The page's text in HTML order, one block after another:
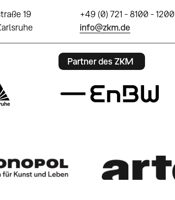
19
+49 (0) 721 - 8100 - 1200
info@zkm.de
Partner des ZKM